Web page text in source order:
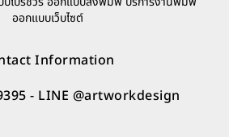
ออกแบบเว็บไซต์
Information
- LINE @artworkdesign